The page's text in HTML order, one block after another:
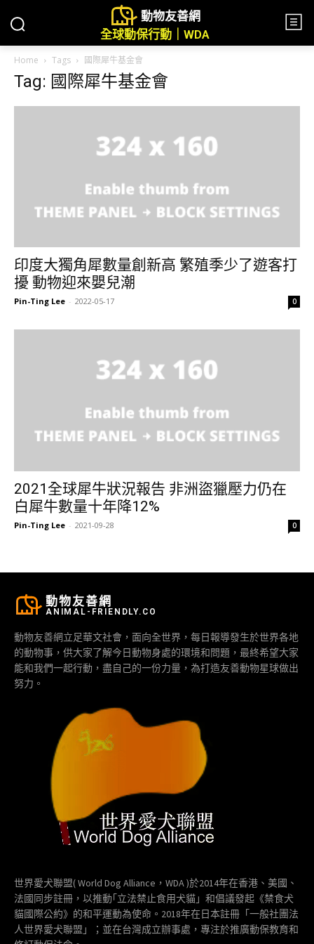
動物友善網
全球動保行動｜WDA
Home Tags 國際犀牛基金會
Tag: 國際犀牛基金會
印度大獨角犀數量創新高 繁殖季少了遊客打
擾 動物迎來嬰兒潮
Pin-Ting Lee - 2022-05-17 0
2021全球犀牛狀況報告 非洲盜獵壓力仍在
白犀牛數量十年降12%
Pin-Ting Lee - 2021-09-28 0
動物友善網
ANIMAL-FRIENDLY.CO
動物友善網立足華文社會，面向全世界，每日報導發生於世界各地
的動物事，供大家了解今日動物身處的環境和問題，最終希望大家
能和我們一起行動，盡自己的一份力量，為打造友善動物星球做出
努力。
世界愛犬聯盟( World Dog Alliance，WDA )於2014年在香港、美國、
法國同步註冊，以推動｢立法禁止食用犬貓」和倡議發起《禁食犬
貓國際公約》的和平運動為使命。2018年在日本註冊「一般社團法
人世界愛犬聯盟」；並在台灣成立辦事處，專注於推廣動保教育和